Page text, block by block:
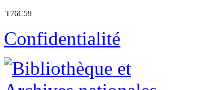
T76C59
Confidentialité